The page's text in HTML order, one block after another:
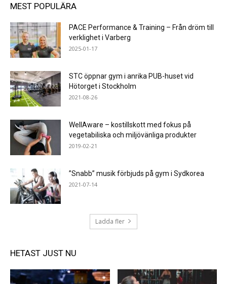
MEST POPULÄRA
PACE Performance & Training – Från dröm till
verklighet i Varberg
2025-01-17
STC öppnar gym i anrika PUB-huset vid
Hötorget i Stockholm
2021-08-26
WellAware – kostillskott med fokus på
vegetabiliska och miljövänliga produkter
2019-02-21
”Snabb” musik förbjuds på gym i Sydkorea
2021-07-14
Ladda fler
HETAST JUST NU